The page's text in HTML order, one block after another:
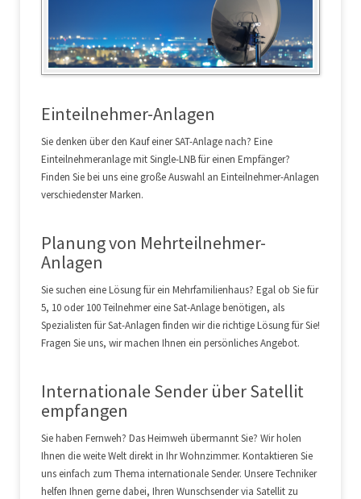
Einteilnehmer-Anlagen
Sie denken über den Kauf einer SAT-Anlage nach? Eine
Einteilnehmeranlage mit Single-LNB für einen Empfänger?
Finden Sie bei uns eine große Auswahl an Einteilnehmer-Anlagen
verschiedenster Marken.
Planung von Mehrteilnehmer-
Anlagen
Sie suchen eine Lösung für ein Mehrfamilienhaus? Egal ob Sie für
5, 10 oder 100 Teilnehmer eine Sat-Anlage benötigen, als
Spezialisten für Sat-Anlagen finden wir die richtige Lösung für Sie!
Fragen Sie uns, wir machen Ihnen ein persönliches Angebot.
Internationale Sender über Satellit
empfangen
Sie haben Fernweh? Das Heimweh übermannt Sie? Wir holen
Ihnen die weite Welt direkt in Ihr Wohnzimmer. Kontaktieren Sie
uns einfach zum Thema internationale Sender. Unsere Techniker
helfen Ihnen gerne dabei, Ihren Wunschsender via Satellit zu